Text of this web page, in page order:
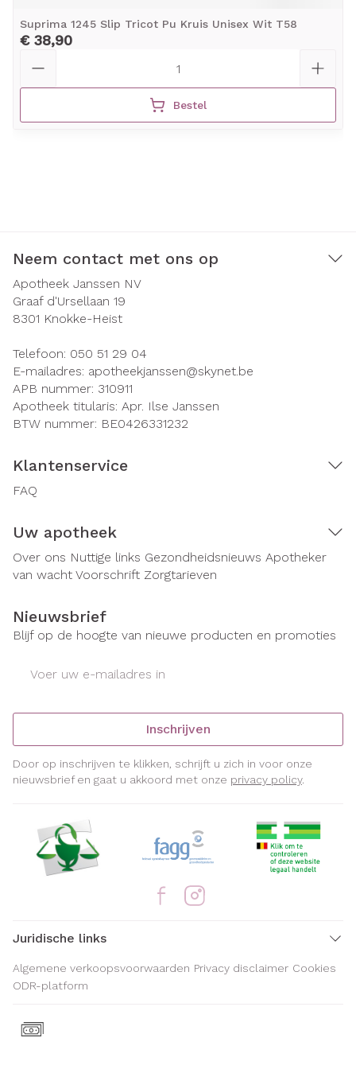
Suprima 1245 Slip Tricot Pu Kruis Unisex Wit T58
€ 38,90
Bestel
Neem contact met ons op
Apotheek Janssen NV
Graaf d'Ursellaan 19
8301 Knokke-Heist
Telefoon: 050 51 29 04
E-mailadres: apotheekjanssen@skynet.be
APB nummer: 310911
Apotheek titularis: Apr. Ilse Janssen
BTW nummer: BE0426331232
Klantenservice
FAQ
Uw apotheek
Over ons Nuttige links Gezondheidsnieuws Apotheker
van wacht Voorschrift Zorgtarieven
Nieuwsbrief
Blijf op de hoogte van nieuwe producten en promoties
Inschrijven
Door op inschrijven te klikken, schrijft u zich in voor onze
nieuwsbrief en gaat u akkoord met onze privacy policy.
Juridische links
Algemene verkoopsvoorwaarden Privacy disclaimer Cookies
ODR-platform